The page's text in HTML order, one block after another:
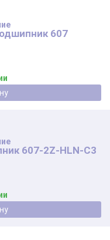
607
цену
607-2Z-HLN-C3
цену